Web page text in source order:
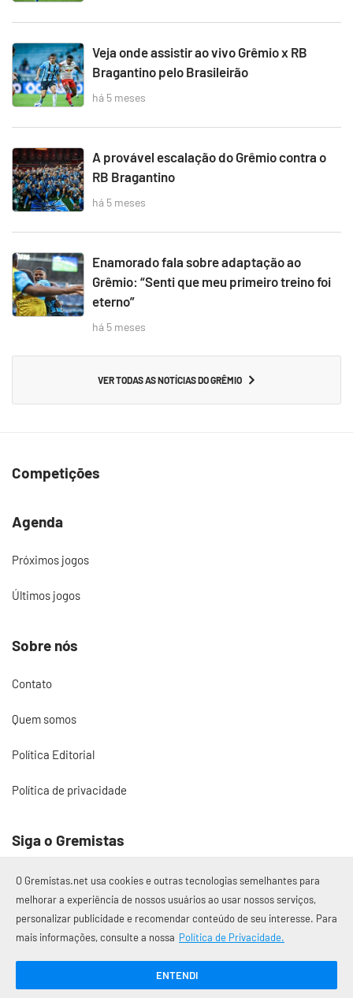
Veja onde assistir ao vivo Grêmio x RB
Bragantino pelo Brasileirão
há 5 meses
A provável escalação do Grêmio contra o
RB Bragantino
há 5 meses
Enamorado fala sobre adaptação ao
Grêmio: “Senti que meu primeiro treino foi
eterno”
há 5 meses
VER TODAS AS NOTÍCIAS DO GRÊMIO
Competições
Agenda
Próximos jogos
Últimos jogos
Sobre nós
Contato
Quem somos
Política Editorial
Política de privacidade
Siga o Gremistas
© 2017 – 2026 Gremistas.net
Gremistas.net — Porto Alegre/RS
O Gremistas.net usa cookies e outras tecnologias semelhantes para
melhorar a experiência de nossos usuários ao usar nossos serviços,
personalizar publicidade e recomendar conteúdo de seu interesse. Para
mais informações, consulte a nossa Política de Privacidade.
ENTENDI